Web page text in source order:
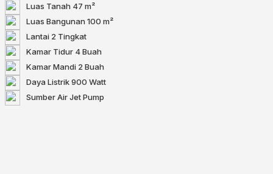
Luas Tanah 47 m²
Luas Bangunan 100 m²
Lantai 2 Tingkat
Kamar Tidur 4 Buah
Kamar Mandi 2 Buah
Daya Listrik900 Watt
Sumber AirJet Pump